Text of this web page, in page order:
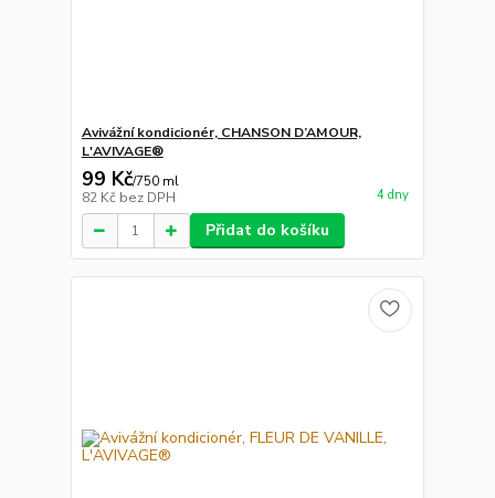
Avivážní kondicionér, CHANSON D’AMOUR,
L'AVIVAGE®
99 Kč/750 ml
82 Kč bez DPH 4 dny
Přidat do košíku